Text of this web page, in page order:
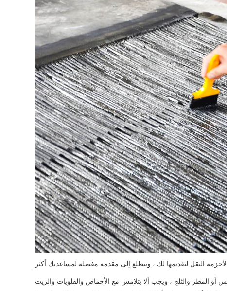
المطر والثلج ، ويجب ألا يتلامس مع الأحماض والقلويات والزيت